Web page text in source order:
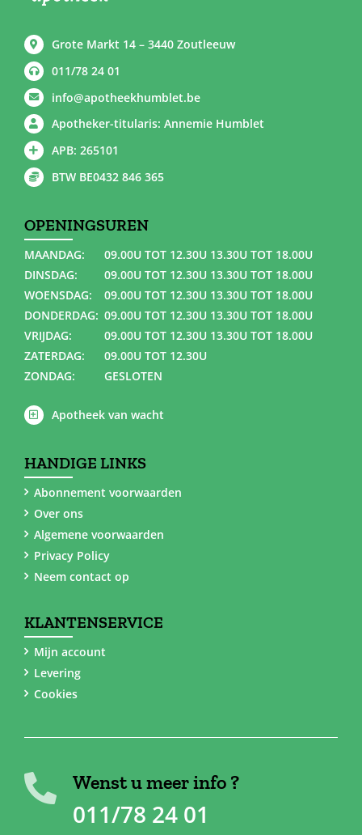
Grote Markt 14 – 3440 Zoutleeuw
011/78 24 01
info@apotheekhumblet.be
Apotheker-titularis: Annemie Humblet
APB: 265101
BTW BE0432 846 365
OPENINGSUREN
MAANDAG:
09.00U TOT 12.30U 13.30U TOT 18.00U
DINSDAG:
09.00U TOT 12.30U 13.30U TOT 18.00U
WOENSDAG:
09.00U TOT 12.30U 13.30U TOT 18.00U
DONDERDAG: 09.00U TOT 12.30U 13.30U TOT 18.00U
VRIJDAG:
09.00U TOT 12.30U 13.30U TOT 18.00U
ZATERDAG:
09.00U TOT 12.30U
ZONDAG:
GESLOTEN
Apotheek van wacht
HANDIGE LINKS
Abonnement voorwaarden
Over ons
Algemene voorwaarden
Privacy Policy
Neem contact op
KLANTENSERVICE
Mijn account
Levering
Cookies
Wenst u meer info ?
011/78 24 01